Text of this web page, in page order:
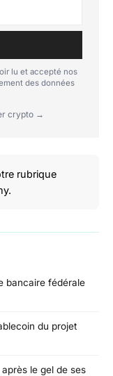
lu et accepté nos
des données
crypto →
rubrique
bancaire fédérale
du projet
le gel de ses